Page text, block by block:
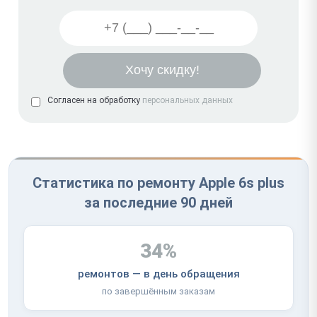
Согласен на обработку персональных данных
Статистика по ремонту Apple 6s plus
за последние 90 дней
34%
ремонтов — в день обращения
по завершённым заказам